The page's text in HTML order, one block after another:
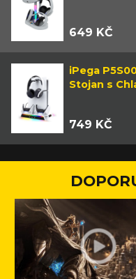
649 KČ
iPega
Stojan s
749 KČ